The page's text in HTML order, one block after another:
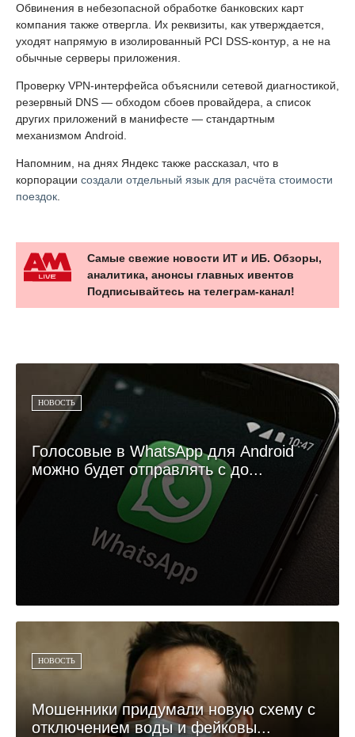
Обвинения в небезопасной обработке банковских карт
компания также отвергла. Их реквизиты, как утверждается,
уходят напрямую в изолированный PCI DSS-контур, а не на
обычные серверы приложения.
Проверку VPN-интерфейса объяснили сетевой диагностикой,
резервный DNS — обходом сбоев провайдера, а список
других приложений в манифесте — стандартным
механизмом Android.
Напомним, на днях Яндекс также рассказал, что в
корпорации создали отдельный язык для расчёта стоимости
поездок
Самые свежие новости ИТ и ИБ. Обзоры,
аналитика, анонсы главных ивентов
Подписывайтесь на телеграм-канал!
НОВОСТЬ
Голосовые в WhatsApp для Android
можно будет отправлять с до...
НОВОСТЬ
Мошенники придумали новую схему с
отключением воды и фейковы...